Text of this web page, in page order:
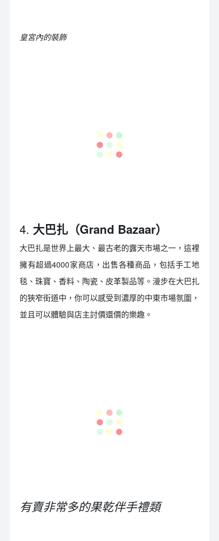
皇宮內的裝飾
4. 大巴扎（Grand Bazaar）
大巴扎是世界上最大、最古老的露天市場之一，這裡
擁有超過4000家商店，出售各種商品，包括手工地
毯、珠寶、香料、陶瓷、皮革製品等。漫步在大巴扎
的狹窄街道中，你可以感受到濃厚的中東市場氛圍，
並且可以體驗與店主討價還價的樂趣。
有賣非常多的果乾伴手禮類